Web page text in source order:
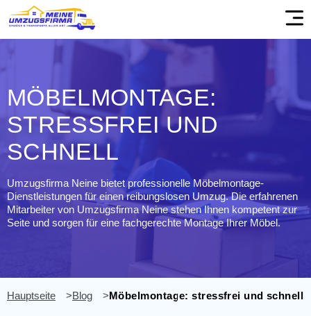
MÖBELMONTAGE:
STRESSFREI UND
SCHNELL
Umzugsfirma Neine bietet professionelle Möbelmontage-
Dienstleistungen für einen reibungslosen Umzug. Die erfahrenen
Mitarbeiter von Umzugsfirma Neine stehen Ihnen kompetent zur
Seite und sorgen für eine fachgerechte Montage Ihrer Möbel.
Hauptseite Blog Möbelmontage: stressfrei und schnell